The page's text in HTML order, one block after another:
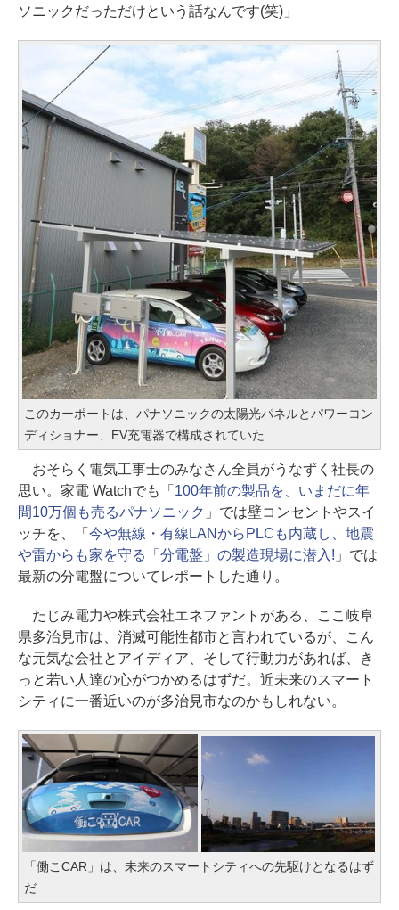
ソニックだっただけという話なんです(笑)」
このカーポートは、パナソニックの太陽光パネルとパワーコン
ディショナー、EV充電器で構成されていた
おそらく電気工事士のみなさん全員がうなずく社長の
思い。家電 Watchでも「 100年前の製品を、いまだに年
間10万個も売るパナソニック 」では壁コンセントやスイ
ッチを、「 今や無線・有線LANからPLCも内蔵し、地震
や雷からも家を守る「分電盤」の製造現場に潜入! 」では
最新の分電盤についてレポートした通り。
たじみ電力や株式会社エネファントがある、ここ岐阜
県多治見市は、消滅可能性都市と言われているが、こん
な元気な会社とアイディア、そして行動力があれば、き
っと若い人達の心がつかめるはずだ。近未来のスマート
シティに一番近いのが多治見市なのかもしれない。
「働こCAR」は、未来のスマートシティへの先駆けとなるはず
だ